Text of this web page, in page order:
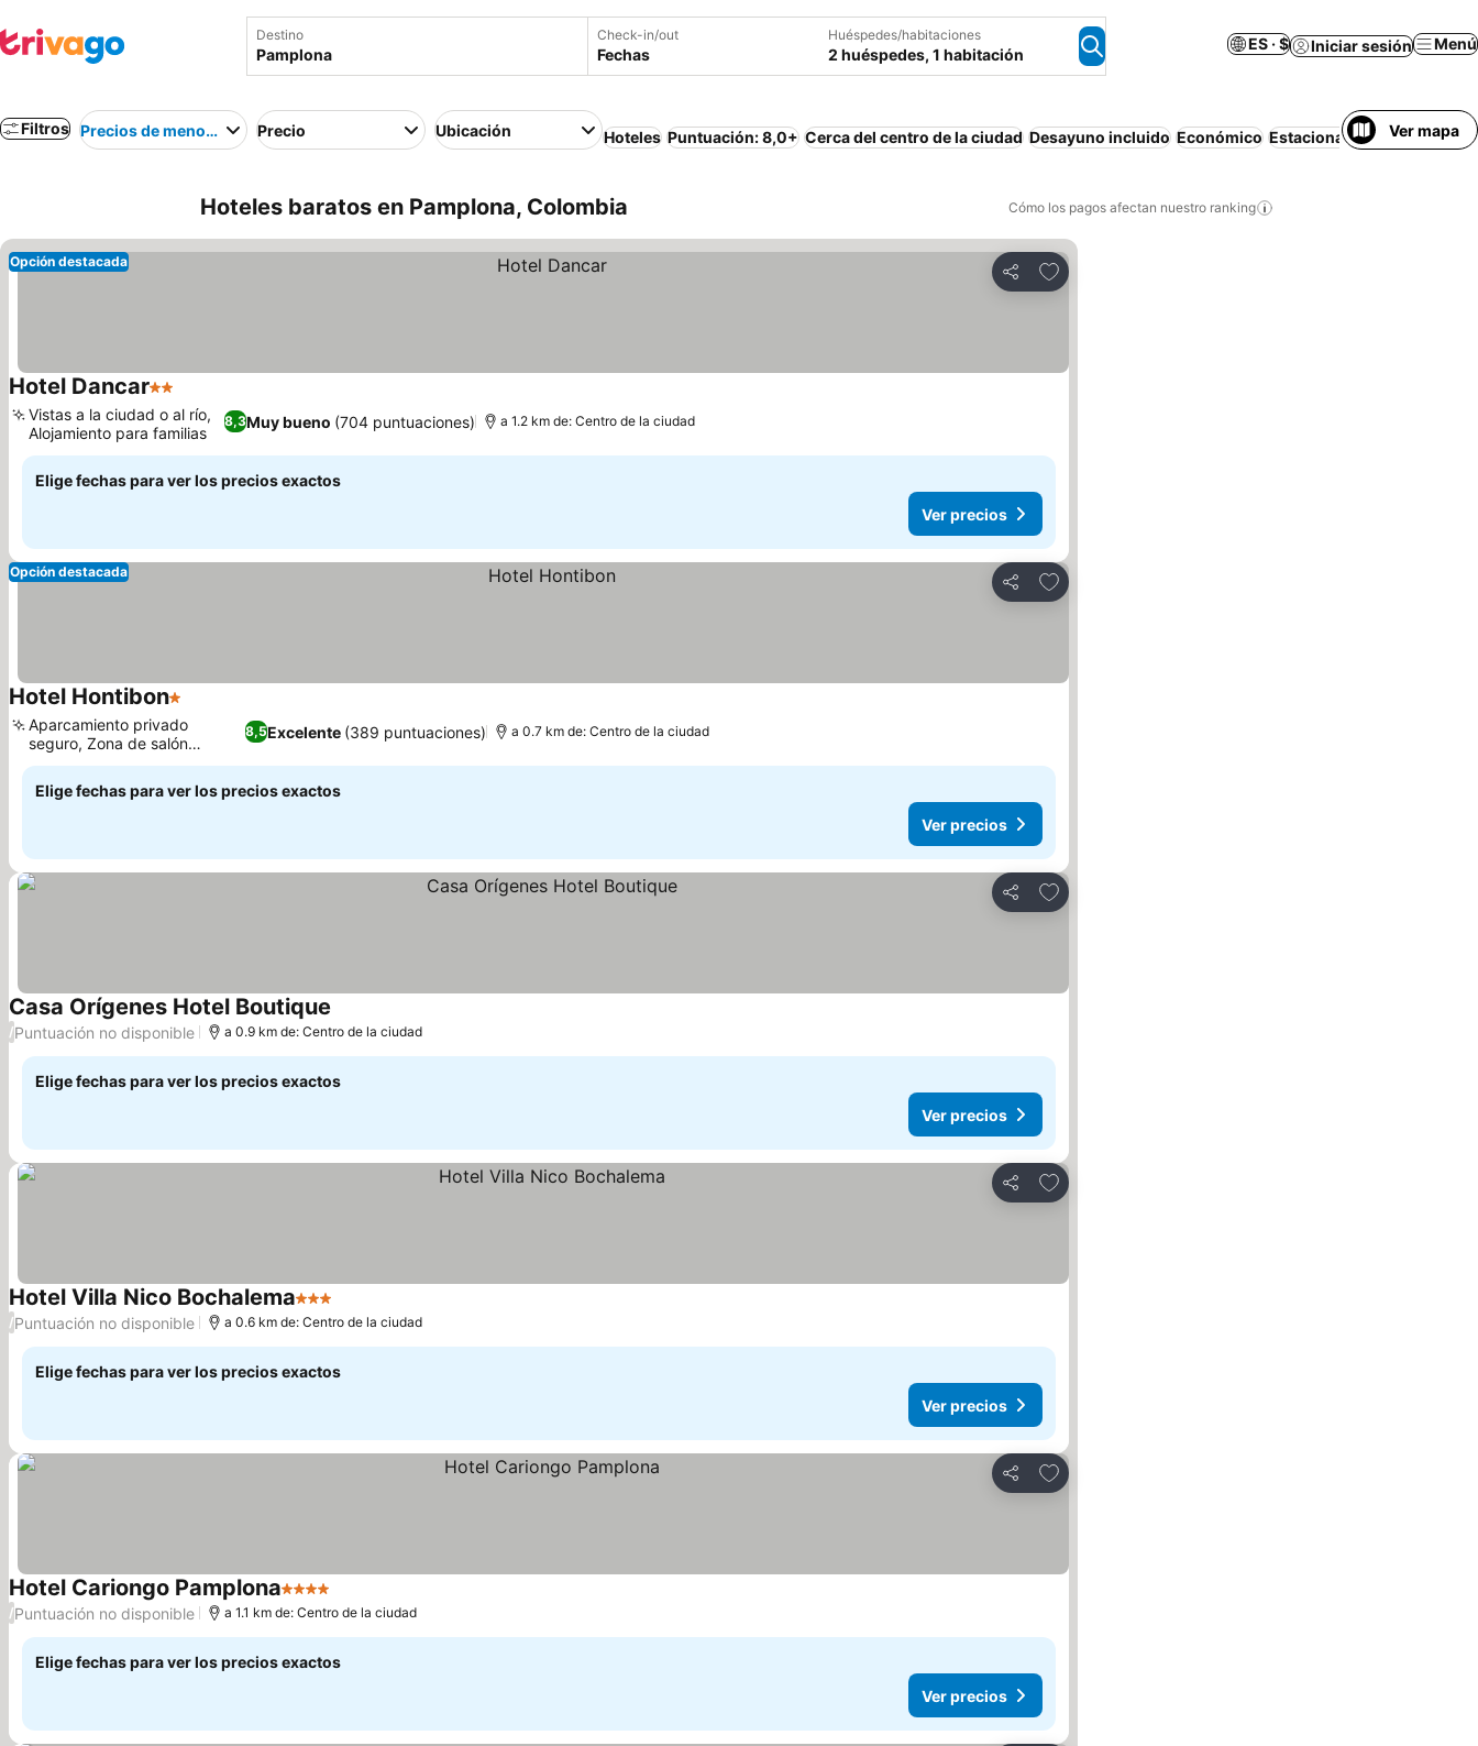
Destino Check-in/out
Fechas
Huéspedes/habitaciones
2 huéspedes, 1 habitación
ES · $ Iniciar sesión Menú
Filtros Precios de menor a mayorPrecio Ubicación Hoteles Puntuación: 8,0+ Cerca del centro de la ciudad Desayuno incluido Económico Estacionamiento Piscina
Ver mapa
Hoteles baratos en Pamplona, Colombia Cómo los pagos afectan nuestro ranking
Compartir
Agregar a favoritos
Opción destacada
Hotel Dancar2 Estrellas
8,3Muy bueno (704 puntuaciones)
Vistas a la ciudad o al río,
Alojamiento para familias
a 1.2 km de: Centro de la ciudad
Elige fechas para ver los precios exactos
Ver precios
Compartir
Agregar a favoritos
Opción destacada
Hotel Hontibon1 Estrellas
8,5Excelente (389 puntuaciones)
Aparcamiento privado
seguro, Zona de salón
compartida
a 0.7 km de: Centro de la ciudad
Elige fechas para ver los precios exactos
Ver precios
Compartir
Agregar a favoritos
Casa Orígenes Hotel Boutique
/Puntuación no disponible a 0.9 km de: Centro de la ciudad
Elige fechas para ver los precios exactos
Ver precios
Compartir
Agregar a favoritos
Hotel Villa Nico Bochalema3 Estrellas
/Puntuación no disponible a 0.6 km de: Centro de la ciudad
Elige fechas para ver los precios exactos
Ver precios
Compartir
Agregar a favoritos
Hotel Cariongo Pamplona4 Estrellas
/Puntuación no disponible a 1.1 km de: Centro de la ciudad
Elige fechas para ver los precios exactos
Ver precios